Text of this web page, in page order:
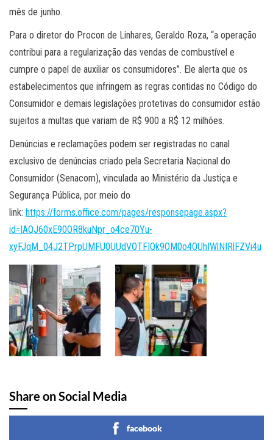
mês de junho.
Para o diretor do Procon de Linhares, Geraldo Roza, “a operação
contribui para a regularização das vendas de combustível e
cumpre o papel de auxiliar os consumidores”. Ele alerta que os
estabelecimentos que infringem as regras contidas no Código do
Consumidor e demais legislações protetivas do consumidor estão
sujeitos a multas que variam de R$ 900 a R$ 12 milhões.
Denúncias e reclamações podem ser registradas no canal
exclusivo de denúncias criado pela Secretaria Nacional do
Consumidor (Senacom), vinculada ao Ministério da Justiça e
Segurança Pública, por meio do
link: https://forms.office.com/pages/responsepage.aspx?
id=IAQJ60xE90OR8kuNpr_o4ce70Yu-
xyFJqM_04J2TPrpUMFU0UUdVOTFIQk9OM0o4QUhIWlNIRlFZVi4u
Share on Social Media
facebook